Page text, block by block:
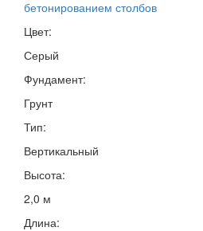
бетонированием столбов
Цвет:
Серый
Фундамент:
Грунт
Тип:
Вертикальный
Высота:
2,0 м
Длина: